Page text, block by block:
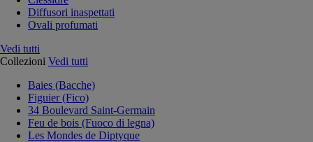
Diffusori inaspettati
Ovali profumati
Vedi tutti
Collezioni Vedi tutti
Baies (Bacche)
Figuier (Fico)
34 Boulevard Saint-Germain
Feu de bois (Fuoco di legna)
Les Mondes de Diptyque